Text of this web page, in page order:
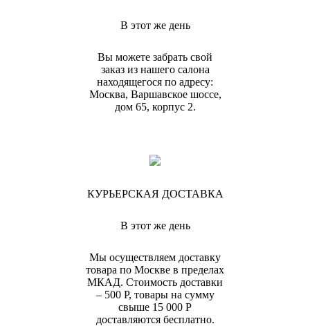
В этот же день
Вы можете забрать свой
заказ из нашего салона
находящегося по адресу:
Москва, Варшавское шоссе,
дом 65, корпус 2.
КУРЬЕРСКАЯ ДОСТАВКА
В этот же день
Мы осуществляем доставку
товара по Москве в пределах
МКАД. Стоимость доставки
– 500 Р, товары на сумму
свыше 15 000 Р
доставляются бесплатно.